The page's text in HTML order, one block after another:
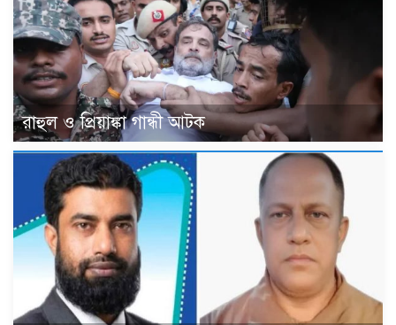
রাহুল ও প্রিয়াঙ্কা গান্ধী আটক